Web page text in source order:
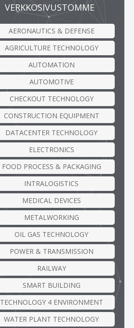
VERKKOSIVUSTOMME
AERONAUTICS & DEFENSE
AGRICULTURE TECHNOLOGY
AUTOMATION
AUTOMOTIVE
CHECKOUT TECHNOLOGY
CONSTRUCTION EQUIPMENT
DATACENTER TECHNOLOGY
ELECTRONICS
FOOD PROCESS & PACKAGING
INTRALOGISTICS
MEDICAL DEVICES
METALWORKING
OIL GAS TECHNOLOGY
POWER & TRANSMISSION
RAILWAY
SMART BUILDING
TECHNOLOGY 4 ENVIRONMENT
WATER PLANT TECHNOLOGY